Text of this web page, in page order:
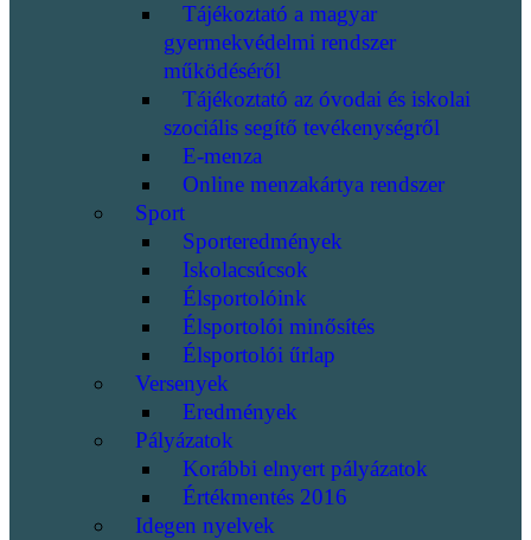
Tájékoztató a magyar
gyermekvédelmi rendszer
működéséről
Tájékoztató az óvodai és iskolai
szociális segítő tevékenységről
E-menza
Online menzakártya rendszer
Sport
Sporteredmények
Iskolacsúcsok
Élsportolóink
Élsportolói minősítés
Élsportolói űrlap
Versenyek
Eredmények
Pályázatok
Korábbi elnyert pályázatok
Értékmentés 2016
Idegen nyelvek